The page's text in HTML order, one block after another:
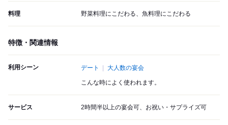
料理 野菜料理にこだわる、魚料理にこだわる
特徴・関連情報
利用シーン デート 大人数の宴会
こんな時によく使われます。
サービス 2時間半以上の宴会可、お祝い・サプライズ可